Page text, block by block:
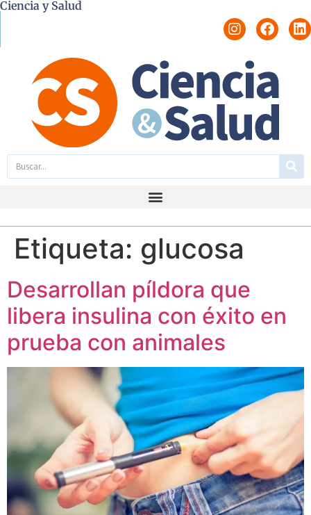
Ciencia y Salud
Etiqueta: glucosa
Desarrollan píldora que
libera insulina con éxito en
prueba con animales